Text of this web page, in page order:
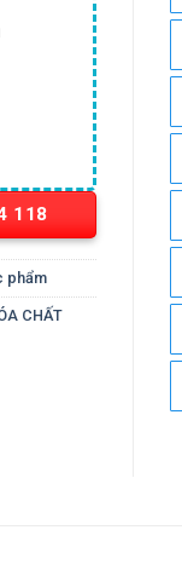
118
phẩm
CHẤT